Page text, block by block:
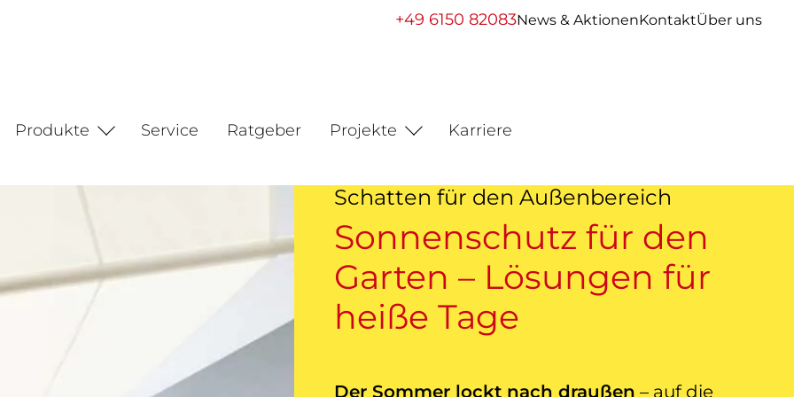
+49 6150 82083News & AktionenKontaktÜber uns
Produkte
Service Ratgeber Projekte Karriere
Schatten für den Außenbereich
Sonnenschutz für den
Garten – Lösungen für
heiße Tage
Der Sommer lockt nach draußen – auf die